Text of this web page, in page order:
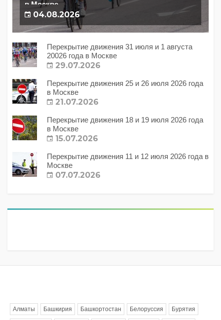
в Москве
04.08.2026
Перекрытие движения 31 июля и 1 августа
20026 года в Москве
29.07.2026
Перекрытие движения 25 и 26 июля 2026 года
в Москве
21.07.2026
Перекрытие движения 18 и 19 июля 2026 года
в Москве
15.07.2026
Перекрытие движения 11 и 12 июля 2026 года в
Москве
07.07.2026
Алматы Башкирия Башкортостан Белоруссия Бурятия